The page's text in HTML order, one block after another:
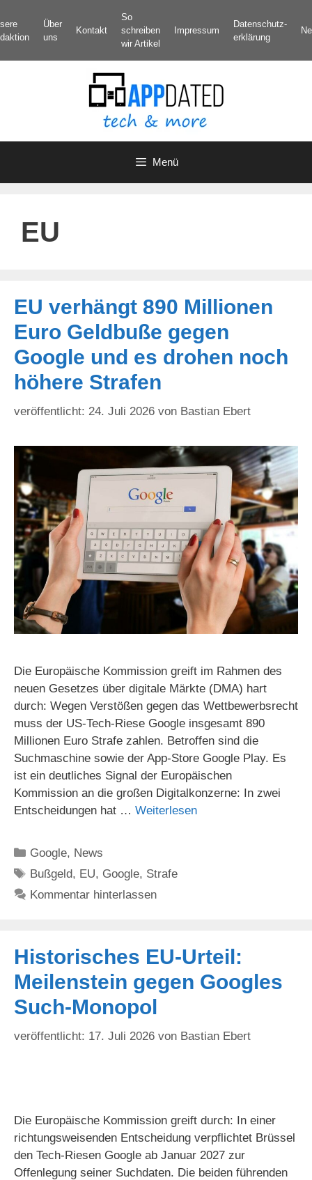
Inhalt
springen
Über
uns
Kontakt
So
schreiben
wir Artikel
Impressum
Datenschutz­
erklärung
Menü
EU
EU verhängt 890 Millionen
Euro Geldbuße gegen
Google und es drohen noch
höhere Strafen
24. Juli 2026 von Bastian Ebert
Die Europäische Kommission greift im Rahmen des
neuen Gesetzes über digitale Märkte (DMA) hart
durch: Wegen Verstößen gegen das Wettbewerbsrecht
muss der US-Tech-Riese Google insgesamt 890
Millionen Euro Strafe zahlen. Betroffen sind die
Suchmaschine sowie der App-Store Google Play. Es
ist ein deutliches Signal der Europäischen
Kommission an die großen Digitalkonzerne: In zwei
Entscheidungen hat … Weiterlesen
Kategorien
Google, News
Schlagwörter
Bußgeld, EU, Google, Strafe
Kommentar hinterlassen
Historisches EU-Urteil:
Meilenstein gegen Googles
Such-Monopol
17. Juli 2026 von Bastian Ebert
Die Europäische Kommission greift durch: In einer
richtungsweisenden Entscheidung verpflichtet Brüssel
den Tech-Riesen Google ab Januar 2027 zur
Offenlegung seiner Suchdaten. Die beiden führenden